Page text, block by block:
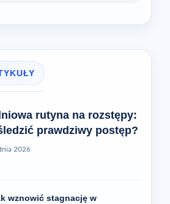
rutyna na rozstępy:
prawdziwy postęp?
2026
wznowić stagnację w